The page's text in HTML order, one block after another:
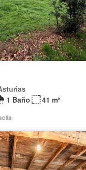
1 Baño 41 m²